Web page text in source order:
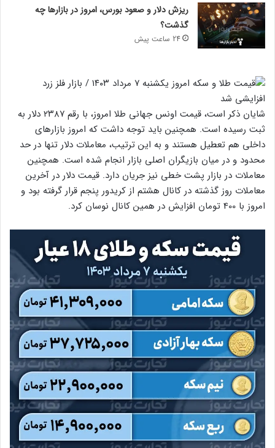
ریزش دلار و صعود بورس، امروز در بازارها چه
گذشت؟
24 ساعت پیش
شایان ذکر است، قیمت اونس جهانی طلا امروز، با رقم ۲۳۸۷ دلار به
ثبت رسیده است. همچنین باید توجه داشت که امروز بازارهای
داخلی هم تعطیل هستند و به این ترتیب، معاملات دلار تنها در حد
محدود و در میان بازیگران اصلی بازار انجام شده است. همچنین
معاملات در بازار پشت خطی نیز جریان دارد. قیمت دلار در آخرین
معاملات روز گذشته در کانال هشتم از کریدور پنجم قرار گرفته بود و
امروز با 400 تومان افزایش در همین کانال نوسان کرد.